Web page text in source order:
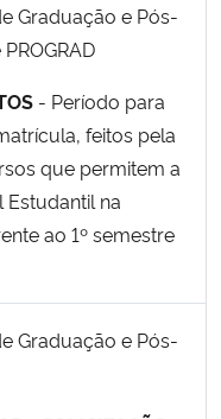
Graduação e Pós-
- Período para
feitos pela
que permitem a
na
ao 1º semestre
Graduação e Pós-